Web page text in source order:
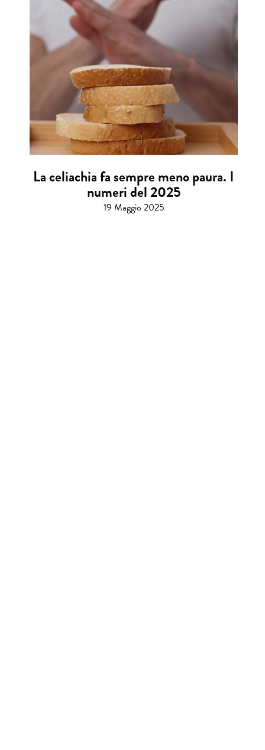
La celiachia fa sempre meno paura. I
numeri del 2025
19 Maggio 2025